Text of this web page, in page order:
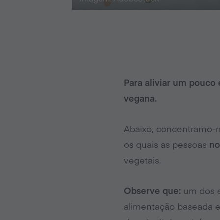
Para aliviar um
vegana.
Abaixo, concentramo-
os quais as pessoas
vegetais.
Observe que: um dos
alimentação baseada